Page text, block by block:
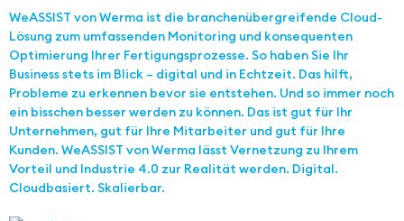
WeASSIST von Werma ist die branchenübergreifende Cloud-
Lösung zum umfassenden Monitoring und konsequenten
Optimierung Ihrer Fertigungsprozesse. So haben Sie Ihr
Business stets im Blick – digital und in Echtzeit. Das hilft,
Probleme zu erkennen bevor sie entstehen. Und so immer noch
ein bisschen besser werden zu können. Das ist gut für Ihr
Unternehmen, gut für Ihre Mitarbeiter und gut für Ihre
Kunden. WeASSIST von Werma lässt Vernetzung zu Ihrem
Vorteil und Industrie 4.0 zur Realität werden. Digital.
Cloudbasiert. Skalierbar.